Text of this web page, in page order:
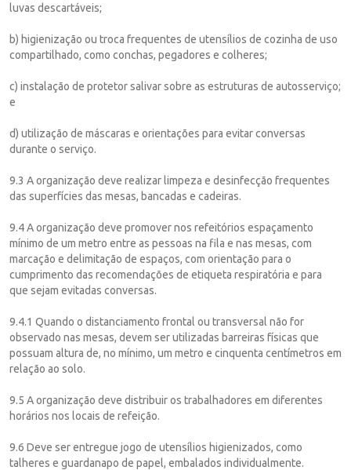
luvas descartáveis;
b) higienização ou troca frequentes de utensílios de cozinha de uso
compartilhado, como conchas, pegadores e colheres;
c) instalação de protetor salivar sobre as estruturas de autosserviço;
e
d) utilização de máscaras e orientações para evitar conversas
durante o serviço.
9.3 A organização deve realizar limpeza e desinfecção frequentes
das superfícies das mesas, bancadas e cadeiras.
9.4 A organização deve promover nos refeitórios espaçamento
mínimo de um metro entre as pessoas na fila e nas mesas, com
marcação e delimitação de espaços, com orientação para o
cumprimento das recomendações de etiqueta respiratória e para
que sejam evitadas conversas.
9.4.1 Quando o distanciamento frontal ou transversal não for
observado nas mesas, devem ser utilizadas barreiras físicas que
possuam altura de, no mínimo, um metro e cinquenta centímetros em
relação ao solo.
9.5 A organização deve distribuir os trabalhadores em diferentes
horários nos locais de refeição.
9.6 Deve ser entregue jogo de utensílios higienizados, como
talheres e guardanapo de papel, embalados individualmente.